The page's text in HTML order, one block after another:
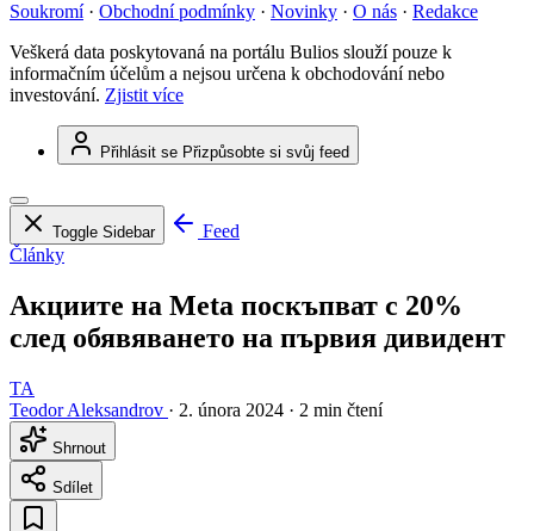
Soukromí · Obchodní podmínky · Novinky · O nás · Redakce
Veškerá data poskytovaná na portálu Bulios slouží pouze k
informačním účelům a nejsou určena k obchodování nebo
investování. Zjistit více
Přihlásit se Přizpůsobte si svůj feed
Toggle Sidebar
Feed
Články
Акциите на Meta поскъпват с 20%
след обявяването на първия дивидент
TA
Teodor Aleksandrov · 2. února 2024 · 2 min čtení
Shrnout
Sdílet